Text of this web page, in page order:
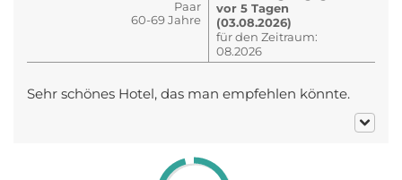
Paar
60-69 Jahre
vor 5 Tagen
(03.08.2026)
für den Zeitraum:
08.2026
Sehr schönes Hotel, das man empfehlen könnte.